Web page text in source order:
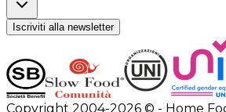
Iscriviti alla newsletter
Copyright 2004-2026 © - Home